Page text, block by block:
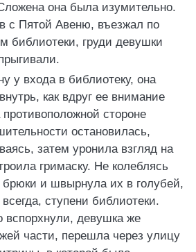
она была изумительно.
с Пятой Авеню, въезжал по
библиотеки, груди девушки
у входа в библиотеку, она
как вдруг ее внимание
противоположной стороне
остановилась,
затем уронила взгляд на
гримаску. Не колеблясь
брюки и швырнула их в голубей,
ступени библиотеки.
вспорхнули, девушка же
части, перешла через улицу